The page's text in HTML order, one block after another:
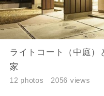
ライトコート（中庭）
家
12 photos 2056 views
市区町村
町名